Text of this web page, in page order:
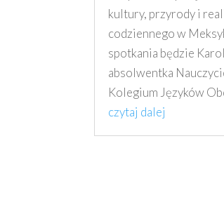
kultury, przyrody i
codziennego w
spotkania będzie
absolwentka
Kolegium Języków
czytaj dalej